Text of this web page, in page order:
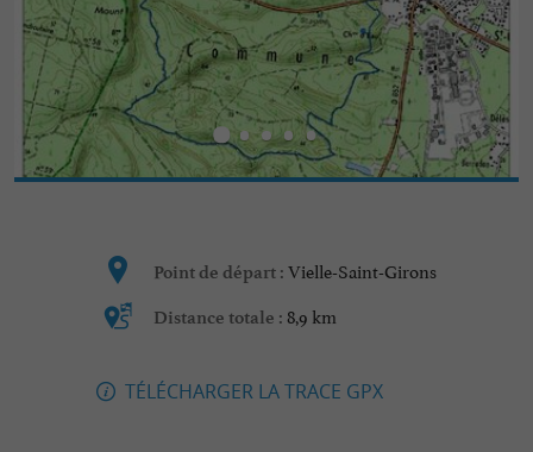
Point de départ : Vielle-Saint-Girons
Distance totale : 8,9 km
TÉLÉCHARGER LA TRACE GPX